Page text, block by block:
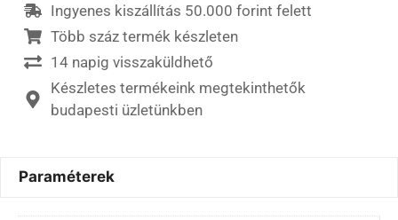
Ingyenes kiszállítás 50.000 forint felett
Több száz termék készleten
14 napig visszaküldhető
Készletes termékeink megtekinthetők
budapesti üzletünkben
Paraméterek